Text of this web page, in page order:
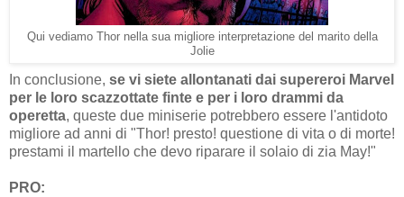
Qui vediamo Thor nella sua migliore interpretazione del marito della
Jolie
In conclusione, se vi siete allontanati dai supereroi Marvel
per le loro scazzottate finte e per i loro drammi da
operetta, queste due miniserie potrebbero essere l'antidoto
migliore ad anni di "Thor! presto! questione di vita o di morte!
prestami il martello che devo riparare il solaio di zia May!"
PRO: